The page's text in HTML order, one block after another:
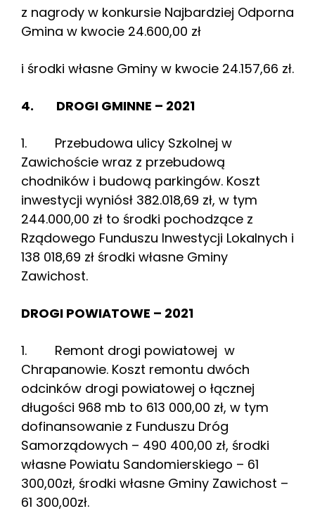
z nagrody w konkursie Najbardziej Odporna
Gmina w kwocie 24.600,00 zł
i środki własne Gminy w kwocie 24.157,66 zł.
4. DROGI GMINNE – 2021
1. Przebudowa ulicy Szkolnej w
Zawichoście wraz z przebudową
chodników i budową parkingów. Koszt
inwestycji wyniósł 382.018,69 zł, w tym
244.000,00 zł to środki pochodzące z
Rządowego Funduszu Inwestycji Lokalnych i
138 018,69 zł środki własne Gminy
Zawichost.
DROGI POWIATOWE – 2021
1. Remont drogi powiatowej w
Chrapanowie. Koszt remontu dwóch
odcinków drogi powiatowej o łącznej
długości 968 mb to 613 000,00 zł, w tym
dofinansowanie z Funduszu Dróg
Samorządowych – 490 400,00 zł, środki
własne Powiatu Sandomierskiego – 61
300,00zł, środki własne Gminy Zawichost –
61 300,00zł.